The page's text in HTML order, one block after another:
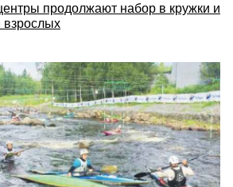
продолжают набор в кружки и
взрослых